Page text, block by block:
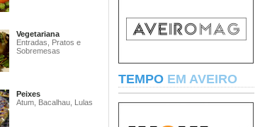
Vegetariana
Entradas, Pratos e
Sobremesas
Peixes
Atum, Bacalhau, Lulas
TEMPO EM AVEIRO